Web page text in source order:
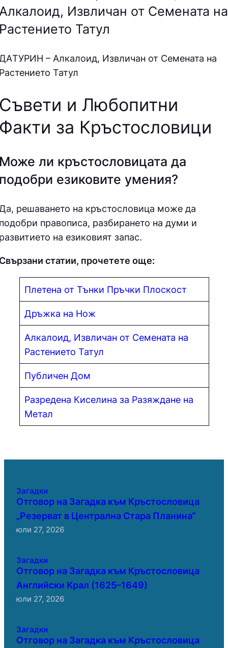
Извличан от Семената на
Татул
– Алкалоид, Извличан от Семената на
Татул
и Любопитни
за Кръстословици
ли кръстословицата да
езиковите умения?
решаването на кръстословица може да
правописа, разбирането на думи и
на езиковият запас.
статии, прочетете още:
Плетена от Тънки Пръчки Плоскост
Дръжка на Нож
Алкалоид, Извличан от Семената на
Растението Татул
Публичен Дом
Разредена Киселина за Разяждане на
Метал
Загадки
Отговор на Загадка към Кръстословица
„Резерват в Централна Стара Планина“
юли 27, 2026
Загадки
Отговор на Загадка към Кръстословица
Английски Крал (1625–1649)
юли 27, 2026
Загадки
Отговор на Загадка към Кръстословица